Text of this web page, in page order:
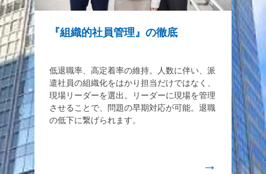
『組織的社員管理』の徹底
低退職率、高定着率の維持。人数に伴い、派
遣社員の組織化をはかり担当だけではなく、
現場リーダーを選出。リーダーに現場を管理
させることで、問題の早期対応が可能。退職
の低下に繋げられます。
→